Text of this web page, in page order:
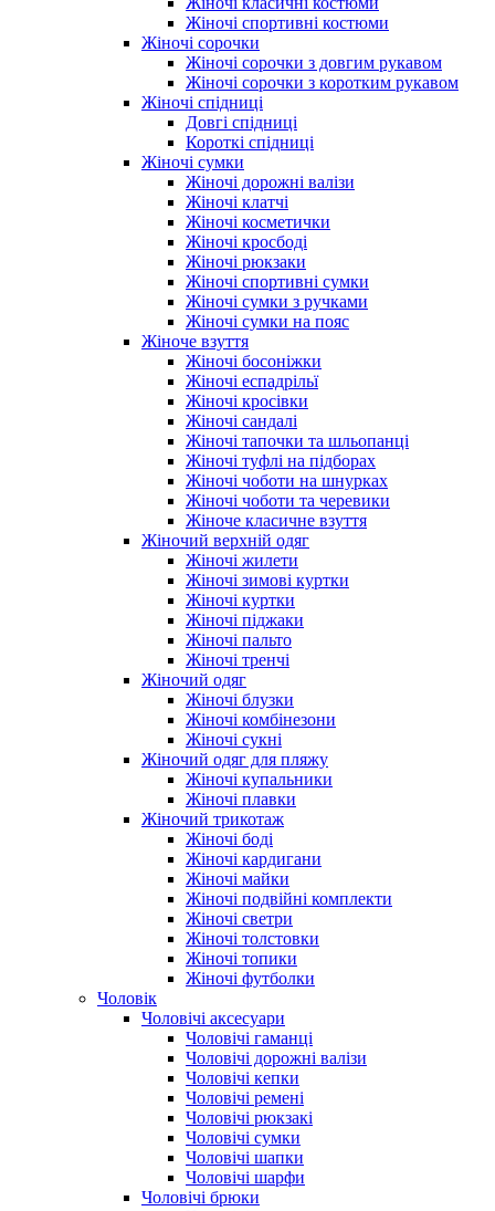
Жіночі спортивні костюми
Жіночі сорочки
Жіночі сорочки з довгим рукавом
Жіночі сорочки з коротким рукавом
Жіночі спідниці
Довгі спідниці
Короткі спідниці
Жіночі сумки
Жіночі дорожні валізи
Жіночі клатчі
Жіночі косметички
Жіночі кросбоді
Жіночі рюкзаки
Жіночі спортивні сумки
Жіночі сумки з ручками
Жіночі сумки на пояс
Жіноче взуття
Жіночі босоніжки
Жіночі еспадрільї
Жіночі кросівки
Жіночі сандалі
Жіночі тапочки та шльопанці
Жіночі туфлі на підборах
Жіночі чоботи на шнурках
Жіночі чоботи та черевики
Жіноче класичне взуття
Жіночий верхній одяг
Жіночі жилети
Жіночі зимові куртки
Жіночі куртки
Жіночі піджаки
Жіночі пальто
Жіночі тренчі
Жіночий одяг
Жіночі блузки
Жіночі комбінезони
Жіночі сукні
Жіночий одяг для пляжу
Жіночі купальники
Жіночі плавки
Жіночий трикотаж
Жіночі боді
Жіночі кардигани
Жіночі майки
Жіночі подвійні комплекти
Жіночі светри
Жіночі толстовки
Жіночі топики
Жіночі футболки
Чоловік
Чоловічі аксесуари
Чоловічі гаманці
Чоловічі дорожні валізи
Чоловічі кепки
Чоловічі ремені
Чоловічі рюкзакі
Чоловічі сумки
Чоловічі шапки
Чоловічі шарфи
Чоловічі брюки